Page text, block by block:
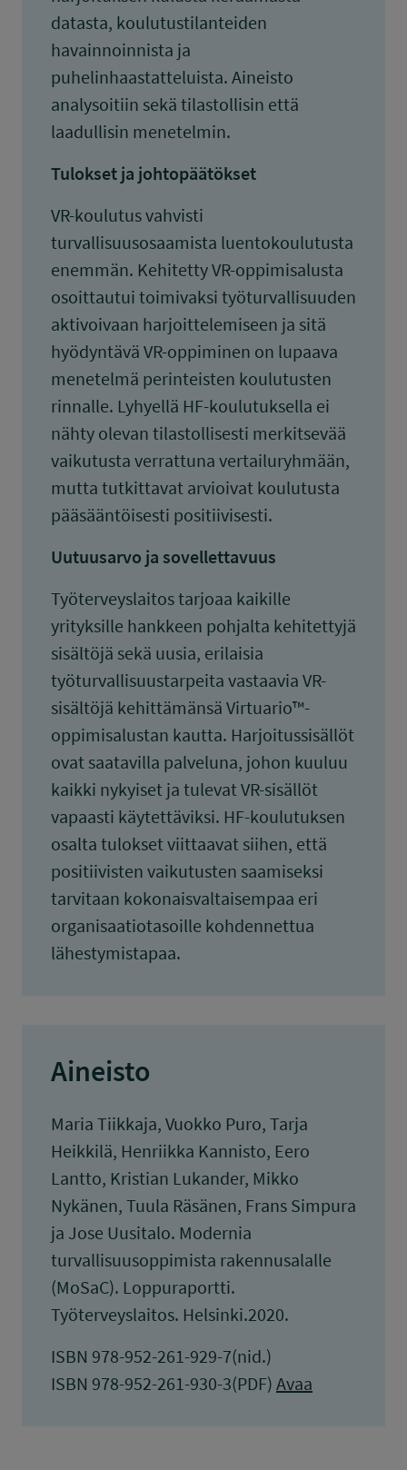
datasta, koulutustilanteiden
havainnoinnista ja
puhelinhaastatteluista. Aineisto
analysoitiin sekä tilastollisin että
laadullisin menetelmin.
Tulokset ja johtopäätökset
VR-koulutus vahvisti
turvallisuusosaamista luentokoulutusta
enemmän. Kehitetty VR-oppimisalusta
osoittautui toimivaksi työturvallisuuden
aktivoivaan harjoittelemiseen ja sitä
hyödyntävä VR-oppiminen on lupaava
menetelmä perinteisten koulutusten
rinnalle. Lyhyellä HF-koulutuksella ei
nähty olevan tilastollisesti merkitsevää
vaikutusta verrattuna vertailuryhmään,
mutta tutkittavat arvioivat koulutusta
pääsääntöisesti positiivisesti.
Uutuusarvo ja sovellettavuus
Työterveyslaitos tarjoaa kaikille
yrityksille hankkeen pohjalta kehitettyjä
sisältöjä sekä uusia, erilaisia
työturvallisuustarpeita vastaavia VR-
sisältöjä kehittämänsä Virtuario™-
oppimisalustan kautta. Harjoitussisällöt
ovat saatavilla palveluna, johon kuuluu
kaikki nykyiset ja tulevat VR-sisällöt
vapaasti käytettäviksi. HF-koulutuksen
osalta tulokset viittaavat siihen, että
positiivisten vaikutusten saamiseksi
tarvitaan kokonaisvaltaisempaa eri
organisaatiotasoille kohdennettua
lähestymistapaa.
Aineisto
Maria Tiikkaja, Vuokko Puro, Tarja
Heikkilä, Henriikka Kannisto, Eero
Lantto, Kristian Lukander, Mikko
Nykänen, Tuula Räsänen, Frans Simpura
ja Jose Uusitalo. Modernia
turvallisuusoppimista rakennusalalle
(MoSaC). Loppuraportti.
Työterveyslaitos. Helsinki.2020.
ISBN 978-952-261-929-7(nid.)
ISBN 978-952-261-930-3(PDF) Avaa